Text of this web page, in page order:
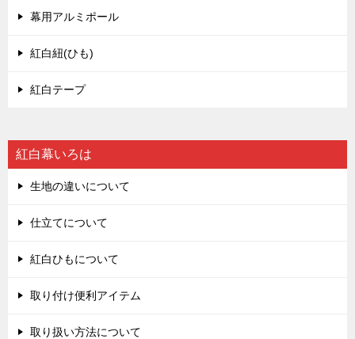
幕用アルミポール
紅白紐(ひも)
紅白テープ
紅白幕いろは
生地の違いについて
仕立てについて
紅白ひもについて
取り付け便利アイテム
取り扱い方法について